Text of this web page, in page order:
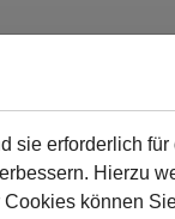
erforderlich
Hierzu
können